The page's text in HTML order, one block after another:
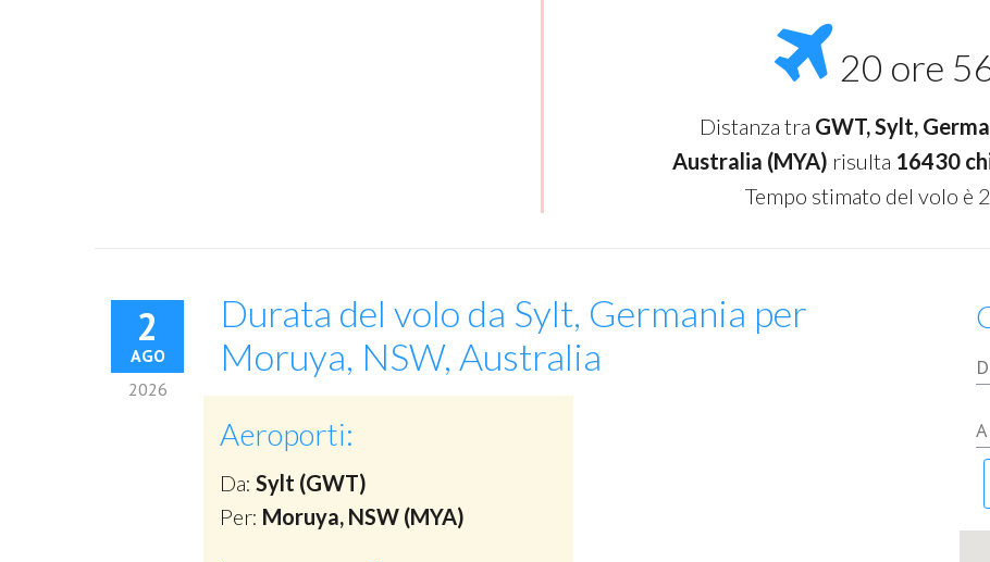
20 ore
Distanza tra GWT, Sylt,
Australia (MYA) risulta 16430
Tempo stimato del volo è
2
AGO
2026
Durata del volo da Sylt, Germania per
Moruya, NSW, Australia
Aeroporti:
Da: Sylt (GWT)
Per: Moruya, NSW (MYA)